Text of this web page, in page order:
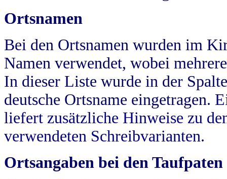
Ortsnamen
Bei den Ortsnamen wurden im
Namen verwendet, wobei
In dieser Liste wurde in der
deutsche Ortsname eingetragen.
liefert zusätzliche Hinweise zu
verwendeten Schreibvarianten.
Ortsangaben bei den Taufpaten